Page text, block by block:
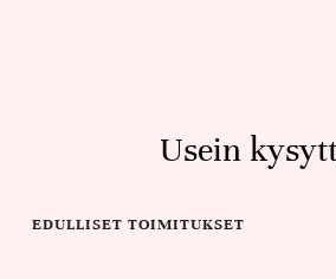
Usein
EDULLISET TOIMITUKSET